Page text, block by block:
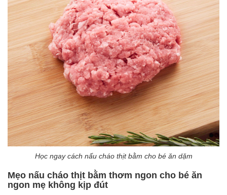
Đồ
dùng
trong
nhà
Tin
tức
FAQ
Học ngay cách nấu cháo thịt bằm cho bé ăn dặm
Mẹo nấu cháo thịt bằm thơm ngon cho bé ăn
ngon mẹ không kịp đút